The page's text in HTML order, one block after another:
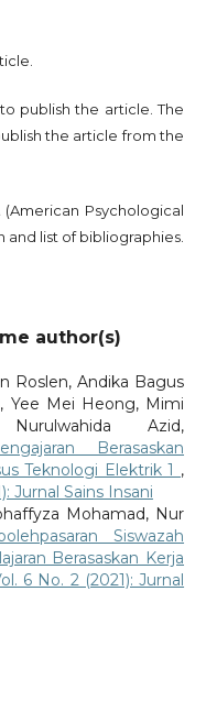
publish the article. The
the article from the
(American Psychological
list of bibliographies.
author(s)
Roslen, Andika Bagus
Yee Mei Heong, Mimi
Azid,
Berasaskan
Teknologi Elektrik 1 ,
Jurnal Sains Insani
Mohamad, Nur
Siswazah
Berasaskan Kerja
6 No. 2 (2021): Jurnal